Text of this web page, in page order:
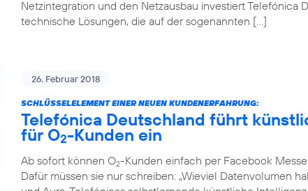
Netzintegration und den Netzausbau investiert Telefónica
technische Lösungen, die auf der sogenannten […]
26. Februar 2018
SCHLÜSSELELEMENT EINER NEUEN KUNDENERFAHRUNG:
Telefónica Deutschland führt
für O2-Kunden ein
Ab sofort können O2-Kunden einfach per Facebook
Dafür müssen sie nur schreiben: „Wieviel Datenvolumen